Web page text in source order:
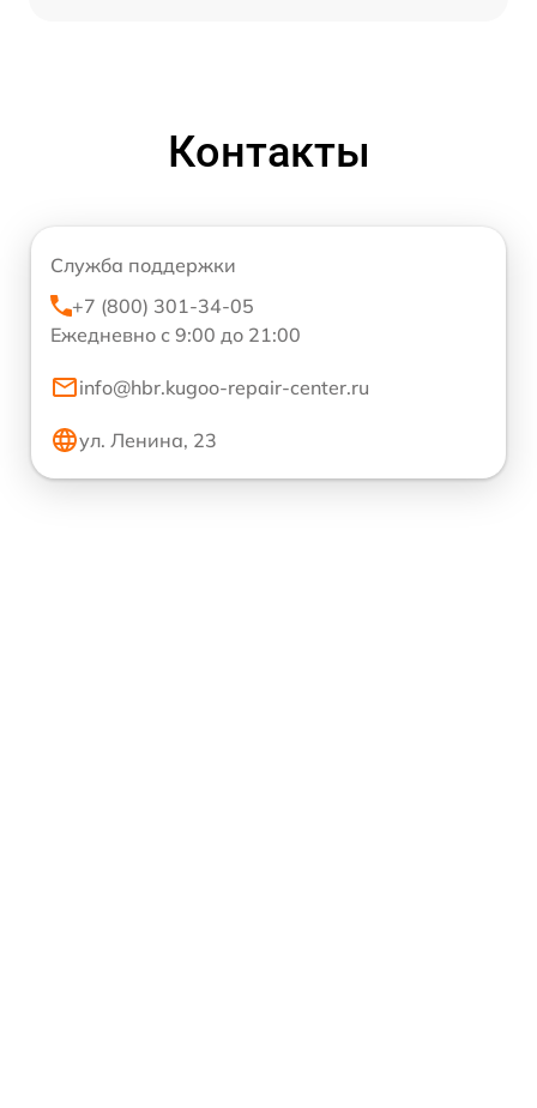
Контакты
Служба поддержки
+7 (800) 301-34-05
Ежедневно с 9:00 до 21:00
info@hbr.kugoo-repair-center.ru
ул. Ленина, 23